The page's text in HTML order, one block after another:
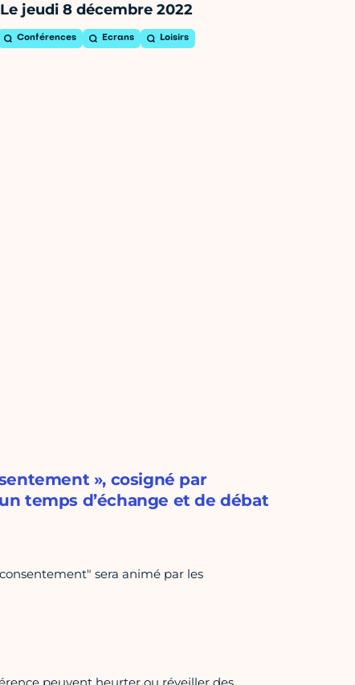
Le jeudi 8 décembre 2022
Conférences Ecrans Loisirs
», cosigné par
temps d’échange et de débat
sera animé par les